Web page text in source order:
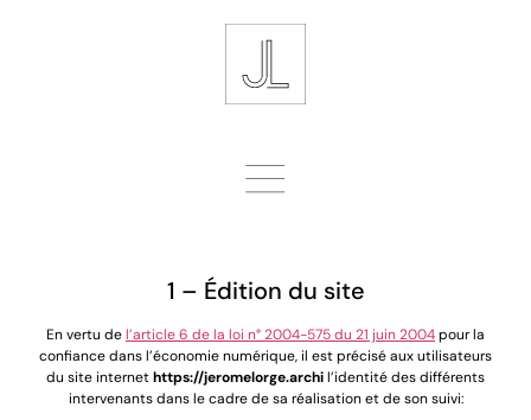
1 – Édition du site
En vertu del’article 6 de la loi n° 2004-575 du 21 juin 2004pour la
confiance dans l’économie numérique, il est précisé aux utilisateurs
du site internethttps://jeromelorge.archil’identité des différents
intervenants dans le cadre de sa réalisation et de son suivi: